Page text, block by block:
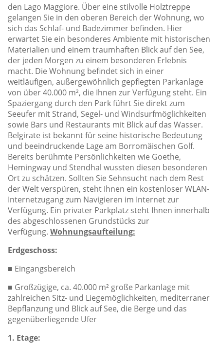
den Lago Maggiore. Über eine stilvolle Holztreppe
gelangen Sie in den oberen Bereich der Wohnung, wo
sich das Schlaf- und Badezimmer befinden. Hier
erwartet Sie ein besonderes Ambiente mit historischen
Materialien und einem traumhaften Blick auf den See,
der jeden Morgen zu einem besonderen Erlebnis
macht. Die Wohnung befindet sich in einer
weitläufigen, außergewöhnlich gepflegten Parkanlage
von über 40.000 m², die Ihnen zur Verfügung steht. Ein
Spaziergang durch den Park führt Sie direkt zum
Seeufer mit Strand, Segel- und Windsurfmöglichkeiten
sowie Bars und Restaurants mit Blick auf das Wasser.
Belgirate ist bekannt für seine historische Bedeutung
und beeindruckende Lage am Borromäischen Golf.
Bereits berühmte Persönlichkeiten wie Goethe,
Hemingway und Stendhal wussten diesen besonderen
Ort zu schätzen. Sollten Sie Sehnsucht nach dem Rest
der Welt verspüren, steht Ihnen ein kostenloser WLAN-
Internetzugang zum Navigieren im Internet zur
Verfügung. Ein privater Parkplatz steht Ihnen innerhalb
des abgeschlossenen Grundstücks zur
Verfügung. Wohnungsaufteilung:
Erdgeschoss:
■ Eingangsbereich
■ Großzügige, ca. 40.000 m² große Parkanlage mit
zahlreichen Sitz- und Liegemöglichkeiten, mediterraner
Bepflanzung und Blick auf See, die Berge und das
gegenüberliegende Ufer
1. Etage: